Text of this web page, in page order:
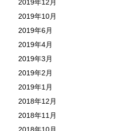
2019年12月
2019年10月
2019年6月
2019年4月
2019年3月
2019年2月
2019年1月
2018年12月
2018年11月